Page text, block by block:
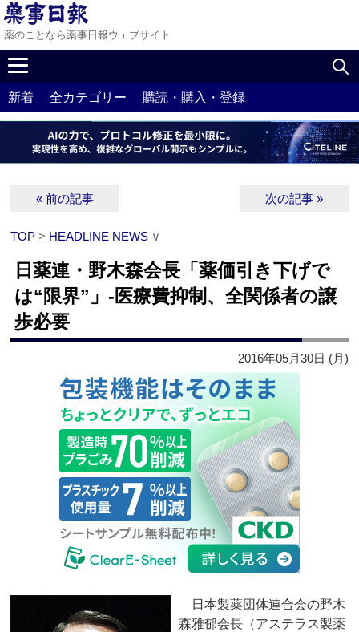
薬のことなら薬事日報ウェブサイト
新着 全カテゴリー 購読・購入・登録
« 前の記事 次の記事 »
TOP > HEADLINE NEWS ∨
日薬連・野木森会長「薬価引き下げで
は“限界”」‐医療費抑制、全関係者の譲
歩必要
2016年05月30日 (月)
日本製薬団体連合会の野木
森雅郁会長（アステラス製薬